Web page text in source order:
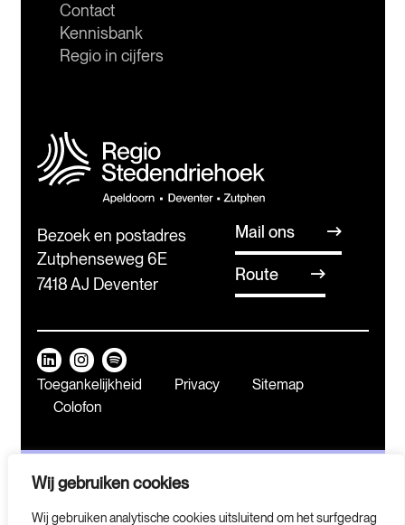
Wij gebruiken cookies
Wij gebruiken analytische cookies uitsluitend om het surfgedrag
Contact
Kennisbank
Regio in cijfers
Bezoek en postadres
Zutphenseweg 6E
7418 AJ Deventer
Mail ons
Route
Toegankelijkheid Privacy
Sitemap
Colofon
Meld je aan voor
onze nieuwsbrief